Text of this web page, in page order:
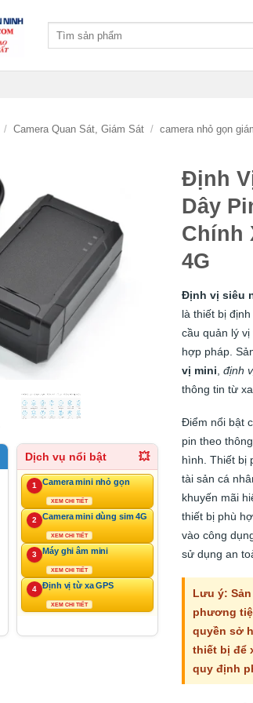
/ Camera Quan Sát, Giám Sát / camera nhỏ gọn
Dịch vụ nổi bật 💥
1 Camera mini nhỏ gọn
XEM CHI TIẾT
2 Camera mini dùng sim 4G
XEM CHI TIẾT
3 Máy ghi âm mini
XEM CHI TIẾT
4 Định vị từ xa GPS
XEM CHI TIẾT
Định
Dây
Chính
4G
Định vị siêu
là thiết bị
cầu quản lý
hợp pháp.
vị mini định
thông tin từ
Điểm nổi bật
pin theo
hình. Thiết bị
tài sản cá
khuyến mãi
thiết bị phù
vào công
sử dụng an
Lưu ý:
phương
quyền sở
thiết bị để
quy định